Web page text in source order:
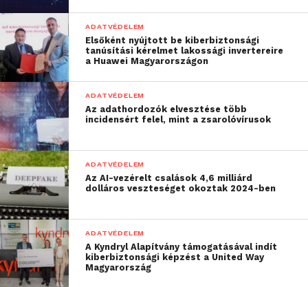
ADATVÉDELEM
Elsőként nyújtott be kiberbiztonsági
tanúsítási kérelmet lakossági invertereire
a Huawei Magyarországon
ADATVÉDELEM
Az adathordozók elvesztése több
incidensért felel, mint a zsarolóvírusok
ADATVÉDELEM
Az AI-vezérelt csalások 4,6 milliárd
dolláros veszteséget okoztak 2024-ben
ADATVÉDELEM
A Kyndryl Alapítvány támogatásával indít
kiberbiztonsági képzést a United Way
Magyarország